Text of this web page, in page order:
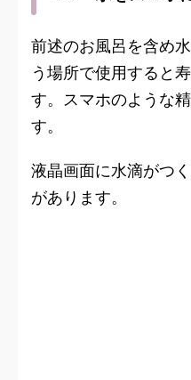
前述のお風呂を含め
う場所で使用すると
す。スマホのような
す。
液晶画面に水滴がつ
があります。